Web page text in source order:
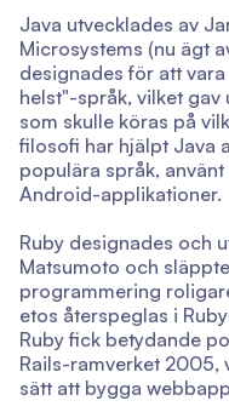
Java utvecklades av
Microsystems (nu ägt
designades för att
helst"-språk, vilket gav
som skulle köras på
filosofi har hjälpt Java
populära språk,
Android-applikationer.
Ruby designades och
Matsumoto och
programmering
etos återspeglas i
Ruby fick betydande
Rails-ramverket 2005,
sätt att bygga